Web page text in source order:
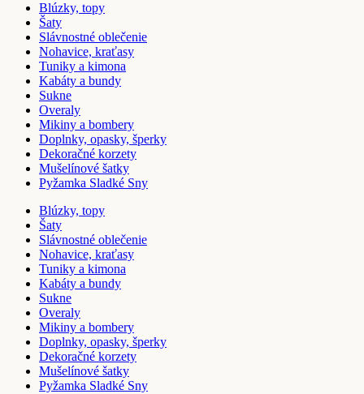
Blúzky, topy
Šaty
Slávnostné oblečenie
Nohavice, kraťasy
Tuniky a kimona
Kabáty a bundy
Sukne
Overaly
Mikiny a bombery
Doplnky, opasky, šperky
Dekoračné korzety
Mušelínové šatky
Pyžamka Sladké Sny
Blúzky, topy
Šaty
Slávnostné oblečenie
Nohavice, kraťasy
Tuniky a kimona
Kabáty a bundy
Sukne
Overaly
Mikiny a bombery
Doplnky, opasky, šperky
Dekoračné korzety
Mušelínové šatky
Pyžamka Sladké Sny